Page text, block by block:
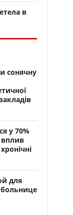
в
сонячну
у 70%
вплив
для